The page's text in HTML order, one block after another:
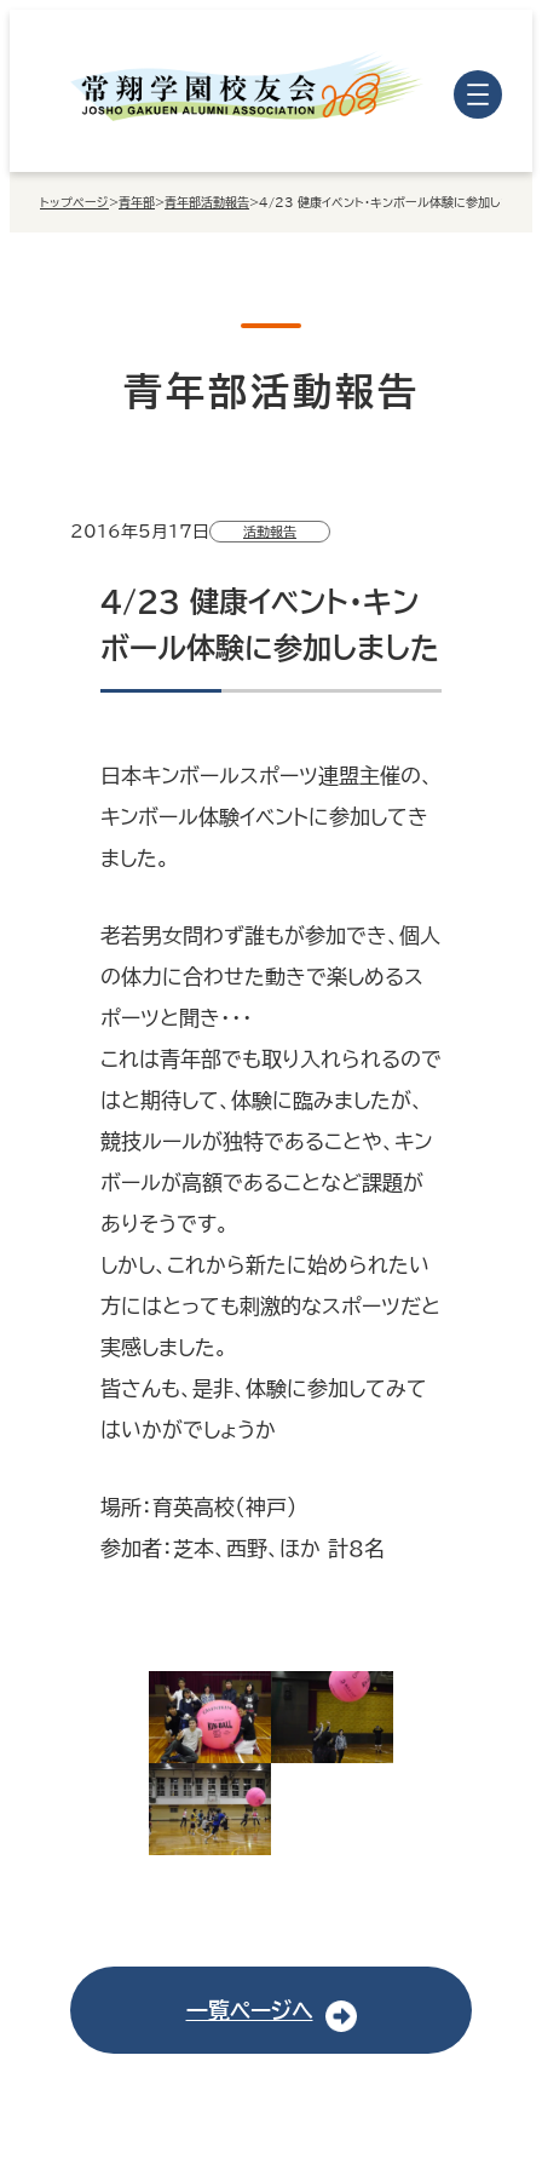
トップページ >青年部>青年部活動報告>4/23 健康イベント・キンボール体験に参加しました
青年部活動報告
2016年5月17日 活動報告
4/23 健康イベント・キン
ボール体験に参加しました
日本キンボールスポーツ連盟主催の、
キンボール体験イベントに参加してき
ました。
老若男女問わず誰もが参加でき、個人
の体力に合わせた動きで楽しめるス
ポーツと聞き・・・
これは青年部でも取り入れられるので
はと期待して、体験に臨みましたが、
競技ルールが独特であることや、キン
ボールが高額であることなど課題が
ありそうです。
しかし、これから新たに始められたい
方にはとっても刺激的なスポーツだと
実感しました。
皆さんも、是非、体験に参加してみて
はいかがでしょうか
場所：育英高校（神戸）
参加者：芝本、西野、ほか 計8名
一覧ページへ